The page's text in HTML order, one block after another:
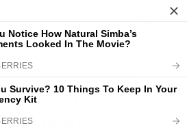
úplně špatně.
slunce a
které nikdy